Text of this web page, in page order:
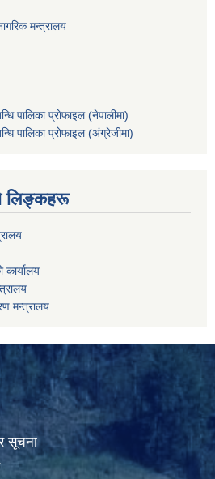
मन्त्रालय
पालिका प्राेफाइल (नेपालीमा)
पालिका प्राेफाइल(अंग्रेजीमा)
लिङ्कहरू
कार्यालय
मन्त्रालय
सूचना